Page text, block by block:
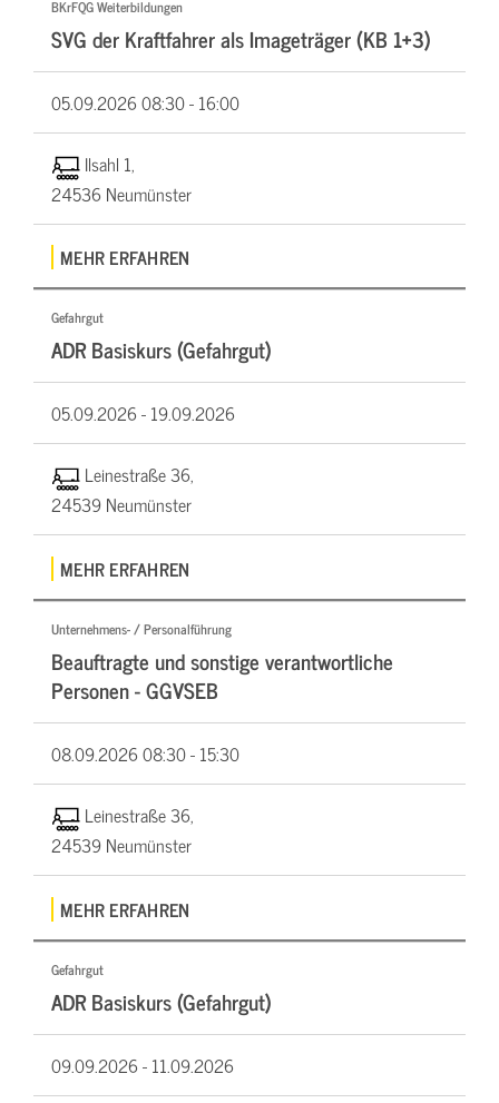
BKrFQG Weiterbildungen
SVG der Kraftfahrer als Imageträger (KB 1+3)
05.09.202608:30 - 16:00
Ilsahl 1,
24536 Neumünster
MEHR ERFAHREN
Gefahrgut
ADR Basiskurs (Gefahrgut)
05.09.2026 -19.09.2026
Leinestraße 36,
24539 Neumünster
MEHR ERFAHREN
Unternehmens- / Personalführung
Beauftragte und sonstige verantwortliche
Personen - GGVSEB
08.09.202608:30 - 15:30
Leinestraße 36,
24539 Neumünster
MEHR ERFAHREN
Gefahrgut
ADR Basiskurs (Gefahrgut)
09.09.2026 -11.09.2026